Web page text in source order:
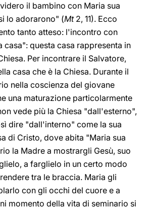
il bambino con Maria sua
lo adorarono" (Mt 2, 11). Ecco
tanto atteso: l'incontro con
casa": questa casa rappresenta in
Per incontrare il Salvatore,
casa che è la Chiesa. Durante il
nella coscienza del giovane
una maturazione particolarmente
vede più la Chiesa "dall'esterno",
dire "dall'interno" come la sua
di Cristo, dove abita "Maria sua
la Madre a mostrargli Gesù, suo
a farglielo in un certo modo
tra le braccia. Maria gli
con gli occhi del cuore e a
momento della vita di seminario si